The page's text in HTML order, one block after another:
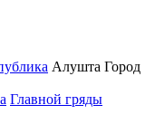
Алушта Город
Главной гряды